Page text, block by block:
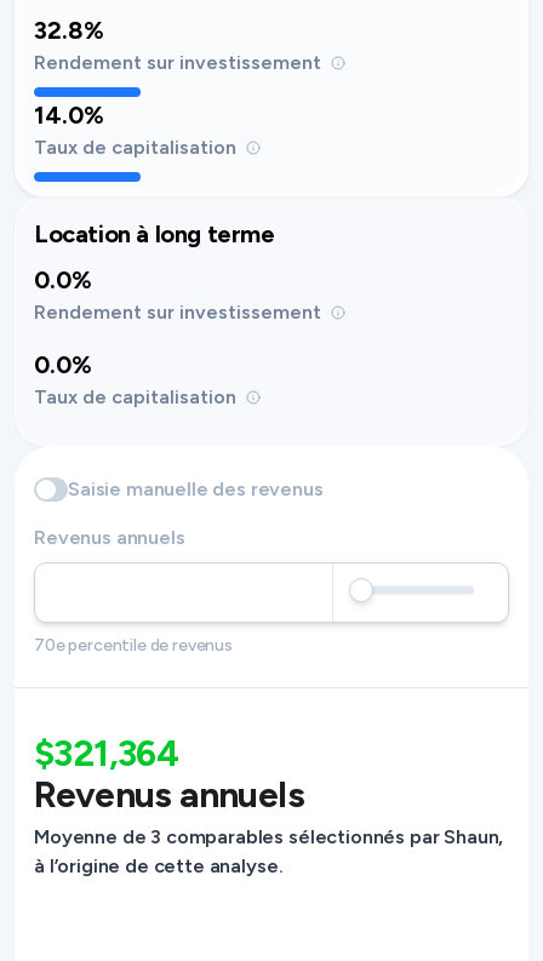
32.8%
Rendement sur investissement
14.0%
Taux de capitalisation
Location à long terme
0.0%
Rendement sur investissement
0.0%
Taux de capitalisation
Saisie manuelle des revenus
Revenus annuels
70e percentile de revenus
$321,364
Revenus annuels
Moyenne de 3 comparables sélectionnés par Shaun,
à l’origine de cette analyse.